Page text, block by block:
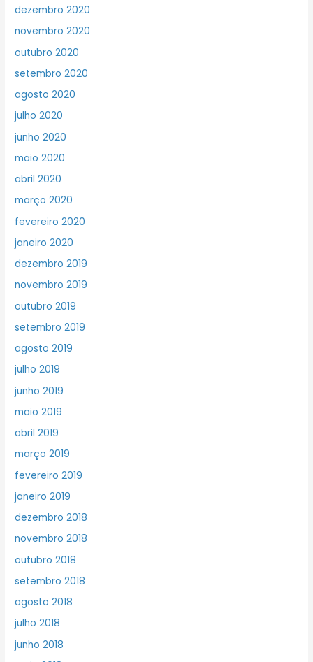
dezembro 2020
novembro 2020
outubro 2020
setembro 2020
agosto 2020
julho 2020
junho 2020
maio 2020
abril 2020
março 2020
fevereiro 2020
janeiro 2020
dezembro 2019
novembro 2019
outubro 2019
setembro 2019
agosto 2019
julho 2019
junho 2019
maio 2019
abril 2019
março 2019
fevereiro 2019
janeiro 2019
dezembro 2018
novembro 2018
outubro 2018
setembro 2018
agosto 2018
julho 2018
junho 2018